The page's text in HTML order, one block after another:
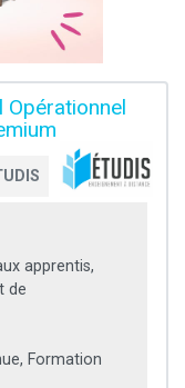
Opérationnel
apprentis,
de
Formation